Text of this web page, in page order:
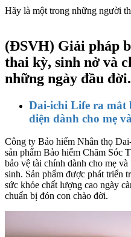
Hãy là một trong những người
(ĐSVH) Giải pháp
thai kỳ, sinh nở và
những ngày đầu đời.
Dai-ichi Life ra mắt
diện dành cho mẹ
Công ty Bảo hiểm Nhân thọ
sản phẩm Bảo hiểm Chăm Sóc
bảo vệ tài chính dành cho mẹ
sinh. Sản phẩm được phát triển
sức khỏe chất lượng cao ngày
chuẩn bị đón con chào đời.